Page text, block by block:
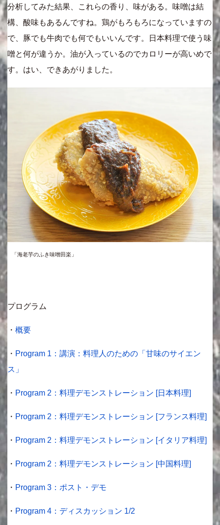
分析してみた結果、これらの香り、味がある。味噌は結
構、酸味もあるんですね。鶏がもろもろになっていますの
で、豚でも牛肉でも何でもいいんです。日本料理で使う味
噌と何が違うか。油が入っているのでカロリーが高いめで
す。はい、できあがりました。
「海老芋のふき味噌田楽」
プログラム
・ 概要
・ Program 1：講演：料理人のための「甘味のサイエン
ス」
・ Program 2：料理デモンストレーション [日本料理]
・ Program 2：料理デモンストレーション [フランス料理]
・ Program 2：料理デモンストレーション [イタリア料理]
・ Program 2：料理デモンストレーション [中国料理]
・ Program 3：ポスト・デモ
・ Program 4：ディスカッション 1/2